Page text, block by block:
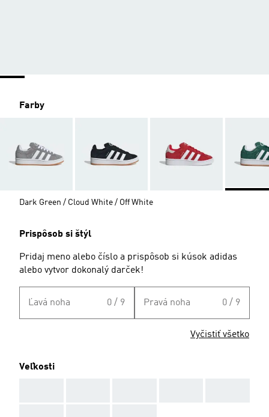
Farby
Dark Green / Cloud White / Off White
Prispôsob si štýl
Pridaj meno alebo číslo a prispôsob si kúsok adidas
alebo vytvor dokonalý darček!
Ľavá noha 0 / 9 Pravá noha 0 / 9
Vyčistiť všetko
Veľkosti